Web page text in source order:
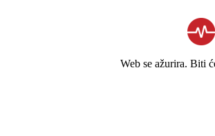
Web se ažurira. Biti